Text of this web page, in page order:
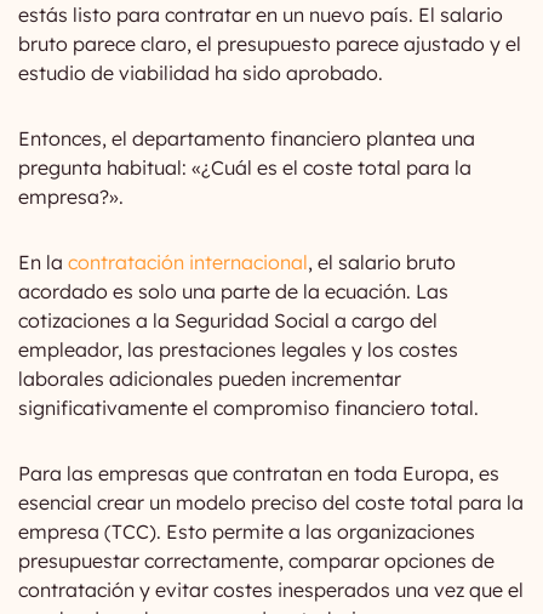
estás listo para contratar en un nuevo país. El salario
bruto parece claro, el presupuesto parece ajustado y el
estudio de viabilidad ha sido aprobado.
Entonces, el departamento financiero plantea una
pregunta habitual: «¿Cuál es el coste total para la
empresa?».
En la contratación internacional, el salario bruto
acordado es solo una parte de la ecuación. Las
cotizaciones a la Seguridad Social a cargo del
empleador, las prestaciones legales y los costes
laborales adicionales pueden incrementar
significativamente el compromiso financiero total.
Para las empresas que contratan en toda Europa, es
esencial crear un modelo preciso del coste total para la
empresa (TCC). Esto permite a las organizaciones
presupuestar correctamente, comparar opciones de
contratación y evitar costes inesperados una vez que el